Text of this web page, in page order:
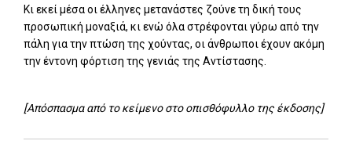
Κι εκεί μέσα οι έλληνες μετανάστες ζούνε τη δική τους
προσωπική μοναξιά, κι ενώ όλα στρέφονται γύρω από την
πάλη για την πτώση της χούντας, οι άνθρωποι έχουν ακόμη
την έντονη φόρτιση της γενιάς της Αντίστασης.
[Απόσπασμα από το κείμενο στο οπισθόφυλλο της έκδοσης]